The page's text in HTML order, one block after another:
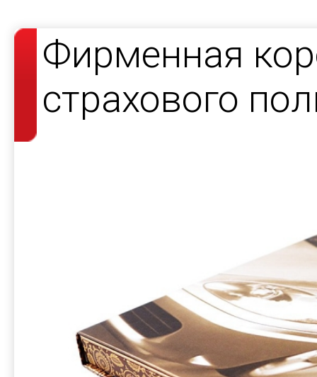
Фирменная
страхового